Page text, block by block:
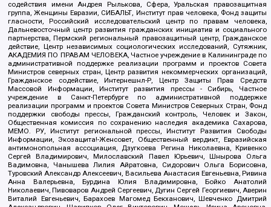
содействия имени Андрея Рылькова, Сфера, Уральская правозащитная
группа, Женщины Евразии, СИБАЛЬТ, Институт прав человека, Фонд защиты
гласности, Российский исследовательский центр по правам человека,
Дальневосточный центр развития гражданских инициатив и социального
партнерства, Пермский региональный правозащитный центр, Гражданское
действие, Центр независимых социологических исследований, Сутяжник,
АКАДЕМИЯ ПО ПРАВАМ ЧЕЛОВЕКА, Частное учреждение в Калининграде по
административной поддержке реализации программ и проектов Совета
Министров северных стран, Центр развития некоммерческих организаций,
Гражданское содействие, Интернешнл-Р, Центр Защиты Прав Средств
Массовой Информации, Институт развития прессы - Сибирь, Частное
учреждение в Санкт-Петербурге по административной поддержке
реализации программ и проектов Совета Министров Северных Стран, Фонд
поддержки свободы прессы, Гражданский контроль, Человек и Закон,
Общественная комиссия по сохранению наследия академика Сахарова,
МЕМО. РУ, Институт региональной прессы, Институт Развития Свободы
Информации, Экозащита!-Женсовет, Общественный вердикт, Евразийская
антимонопольная ассоциация, Дзугкоева Регина Николаевна, Кривенко
Сергей Владимирович, Милославский Павел Юрьевич, Шнырова Ольга
Вадимовна, Чанышева Лилия Айратовна, Сидорович Ольга Борисовна,
Туровский Александр Алексеевич, Васильева Анастасия Евгеньевна, Ривина
Анна Валерьевна, Бурдина Юлия Владимировна, Бойко Анатолий
Николаевич, Пивоваров Андрей Сергеевич, Дугин Сергей Георгиевич, Аверин
Виталий Евгеньевич, Барахоев Магомед Бекханович, Шевченко Дмитрий